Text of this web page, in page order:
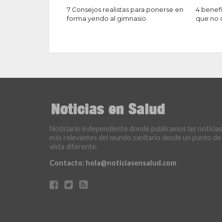
7 Consejos realistas para ponerse en
forma yendo al gimnasio
4
que no
Noticiario independiente donde publicamos las noticias
más relevantes del mundo sanitario desde un punto de
vista diferente.
Contacto: hola@noticiasensalud.com